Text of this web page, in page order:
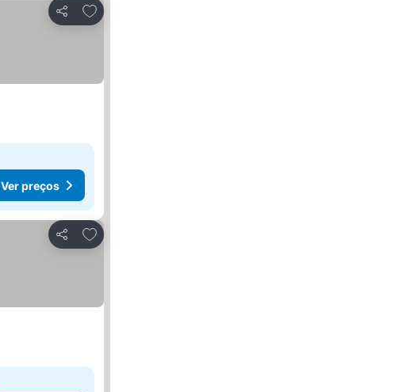
Partilhar
Adicionar aos favoritos
Ver preços
Partilhar
Adicionar aos favoritos